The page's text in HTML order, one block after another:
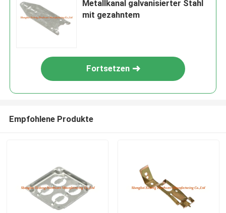
Metallkanal galvanisierter Stahl
mit gezahntem
Fortsetzen
Empfohlene Produkte